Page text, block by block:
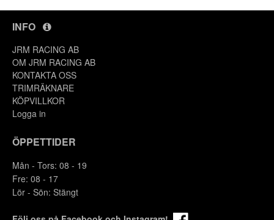
INFO
JRM RACING AB
OM JRM RACING AB
KONTAKTA OSS
TRIMRÄKNARE
KÖPVILLKOR
Logga in
ÖPPETTIDER
Mån - Tors: 08 - 19
Fre: 08 - 17
Lör - Sön: Stängt